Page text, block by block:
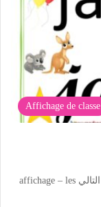
Affichage de classe
لتحميل او طباعة الملف ( 12 صفحة) : انقر الرابط التالي affichage – les